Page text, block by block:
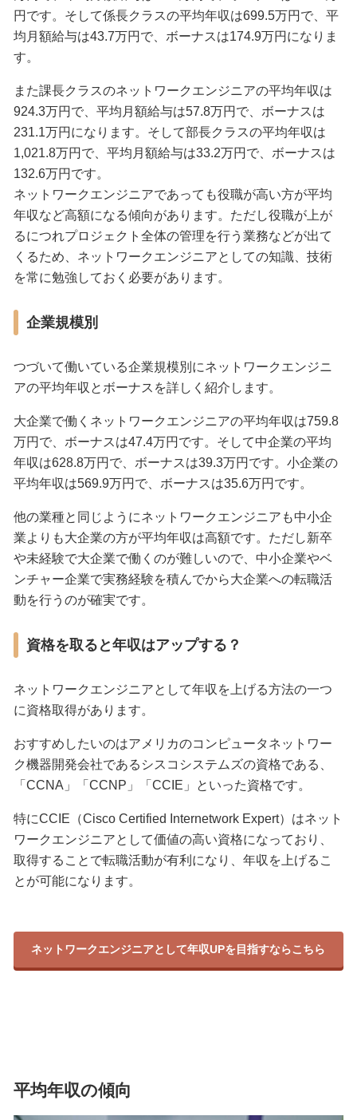
円です。そして係長クラスの平均年収は699.5万円で、平
均月額給与は43.7万円で、ボーナスは174.9万円になりま
す。
また課長クラスのネットワークエンジニアの平均年収は
924.3万円で、平均月額給与は57.8万円で、ボーナスは
231.1万円になります。そして部長クラスの平均年収は
1,021.8万円で、平均月額給与は33.2万円で、ボーナスは
132.6万円です。
ネットワークエンジニアであっても役職が高い方が平均
年収など高額になる傾向があります。ただし役職が上が
るにつれプロジェクト全体の管理を行う業務などが出て
くるため、ネットワークエンジニアとしての知識、技術
を常に勉強しておく必要があります。
企業規模別
つづいて働いている企業規模別にネットワークエンジニ
アの平均年収とボーナスを詳しく紹介します。
大企業で働くネットワークエンジニアの平均年収は759.8
万円で、ボーナスは47.4万円です。そして中企業の平均
年収は628.8万円で、ボーナスは39.3万円です。小企業の
平均年収は569.9万円で、ボーナスは35.6万円です。
他の業種と同じようにネットワークエンジニアも中小企
業よりも大企業の方が平均年収は高額です。ただし新卒
や未経験で大企業で働くのが難しいので、中小企業やベ
ンチャー企業で実務経験を積んでから大企業への転職活
動を行うのが確実です。
資格を取ると年収はアップする？
ネットワークエンジニアとして年収を上げる方法の一つ
に資格取得があります。
おすすめしたいのはアメリカのコンピュータネットワー
ク機器開発会社であるシスコシステムズの資格である、
「CCNA」「CCNP」「CCIE」といった資格です。
特にCCIE（Cisco Certified Internetwork Expert）はネット
ワークエンジニアとして価値の高い資格になっており、
取得することで転職活動が有利になり、年収を上げるこ
とが可能になります。
ネットワークエンジニアとして年収UPを目指すならこちら
平均年収の傾向